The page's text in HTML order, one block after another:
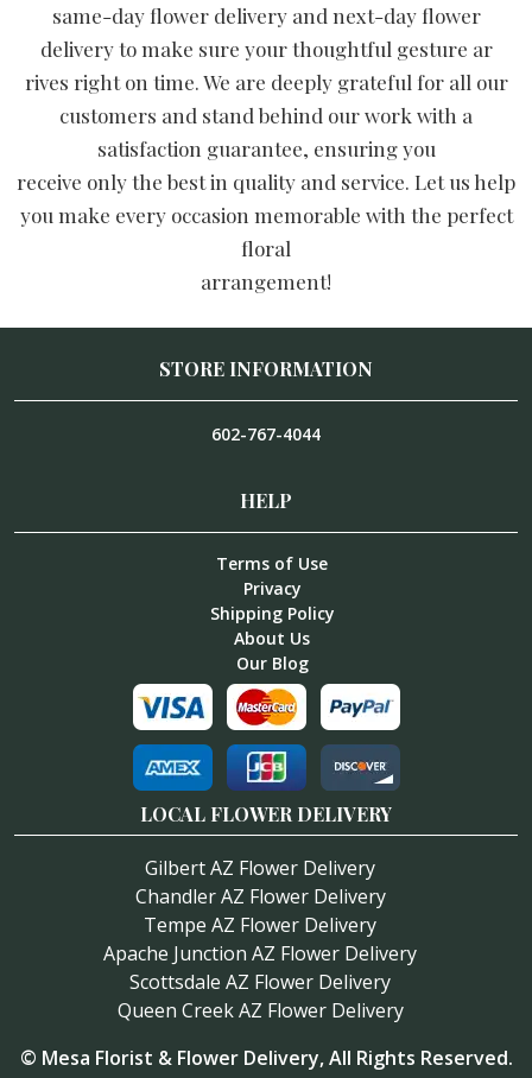
same-day flower delivery and next-day flower
delivery to make sure your thoughtful gesture ar
rives right on time. We are deeply grateful for all our
customers and stand behind our work with a
satisfaction guarantee, ensuring you
receive only the best in quality and service. Let us help
you make every occasion memorable with the perfect
floral
arrangement!
STORE INFORMATION
602-767-4044
HELP
Terms of Use
Privacy
Shipping Policy
About Us
Our Blog
LOCAL FLOWER DELIVERY
Gilbert AZ Flower Delivery
Chandler AZ Flower Delivery
Tempe AZ Flower Delivery
Apache Junction AZ Flower Delivery
Scottsdale AZ Flower Delivery
Queen Creek AZ Flower Delivery
© Mesa Florist & Flower Delivery, All Rights Reserved.